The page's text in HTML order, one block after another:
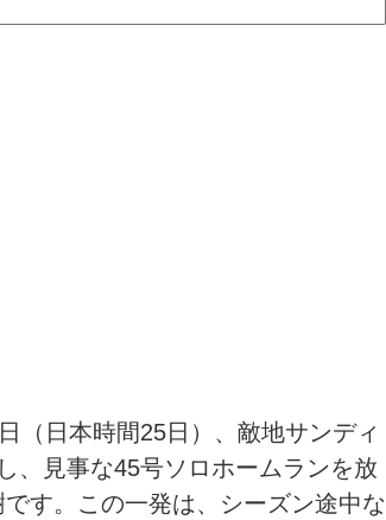
（日本時間25日）、敵地サンディ
、見事な45号ソロホームランを放
す。この一発は、シーズン途中な